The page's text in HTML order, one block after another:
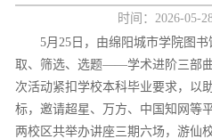
时间：2026-05-
5月25日，由绵阳城市学院图
取、筛选、选题——学术进阶三部
次活动紧扣学校本科毕业要求，以
标，邀请超星、万方、中国知网等
两校区共举办讲座三期六场，游仙